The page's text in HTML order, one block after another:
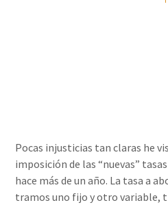
Pocas injusticias tan claras he
imposición de las “nuevas”
hace más de un año. La tasa a
tramos uno fijo y otro variable,